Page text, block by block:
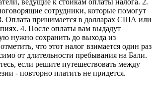
сотрудники, которые помогут
Оплата принимается в долларах США или
4. После оплаты вам выдадут
нужно сохранить до выхода из
что этот налог взимается один раз
от длительности пребывания на Бали.
если решите путешествовать между
- повторно платить не придется.